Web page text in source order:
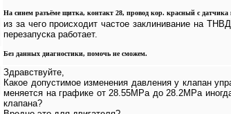
На синем разъёме щитка, контакт 28, провод кор. красный с
из за чего происходит частое заклинивание на
перезапуска работает.
Без данных диагностики, помочь не сможем.
Здравствуйте,
Какое допустимое изменения давления у клапан
меняется на графике от 28.55МРа до 28.2МРа
клапана?